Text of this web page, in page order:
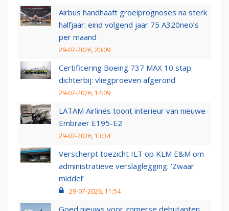
Airbus handhaaft groeiprognoses na sterk
halfjaar: eind volgend jaar 75 A320neo’s
per maand
29-07-2026, 20:09
Certificering Boeing 737 MAX 10 stap
dichterbij: vliegproeven afgerond
29-07-2026, 14:09
LATAM Airlines toont interieur van nieuwe
Embraer E195-E2
29-07-2026, 13:34
Verscherpt toezicht ILT op KLM E&M om
administratieve verslaglegging: ‘Zwaar
middel’
29-07-2026, 11:54